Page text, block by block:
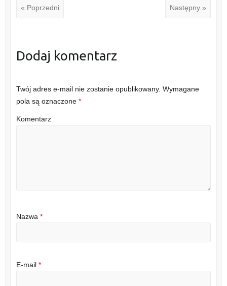
« Poprzedni Następny »
Dodaj komentarz
Twój adres e-mail nie zostanie opublikowany. Wymagane
pola są oznaczone *
Komentarz
Nazwa *
E-mail *